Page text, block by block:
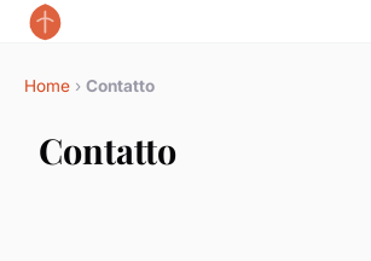
Home › Contatto
Contatto